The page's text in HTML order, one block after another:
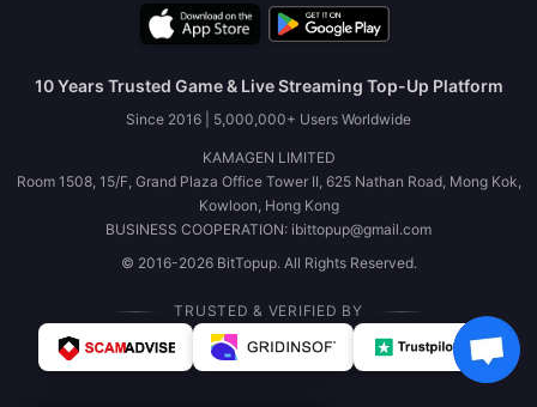
10 Years Trusted Game & Live Streaming Top-Up Platform
Since 2016 | 5,000,000+ Users Worldwide
KAMAGEN LIMITED
Room 1508, 15/F, Grand Plaza Office Tower II, 625 Nathan Road, Mong Kok,
Kowloon, Hong Kong
BUSINESS COOPERATION: ibittopup@gmail.com
© 2016-2026 BitTopup. All Rights Reserved.
TRUSTED & VERIFIED BY